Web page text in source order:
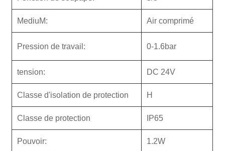
MediuM: Air comprimé
Pression de travail: 0-1.6bar
tension: DC 24V
Classe d'isolation de protection H
Classe de protection IP65
Pouvoir: 1.2W